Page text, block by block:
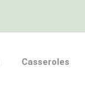
Casseroles